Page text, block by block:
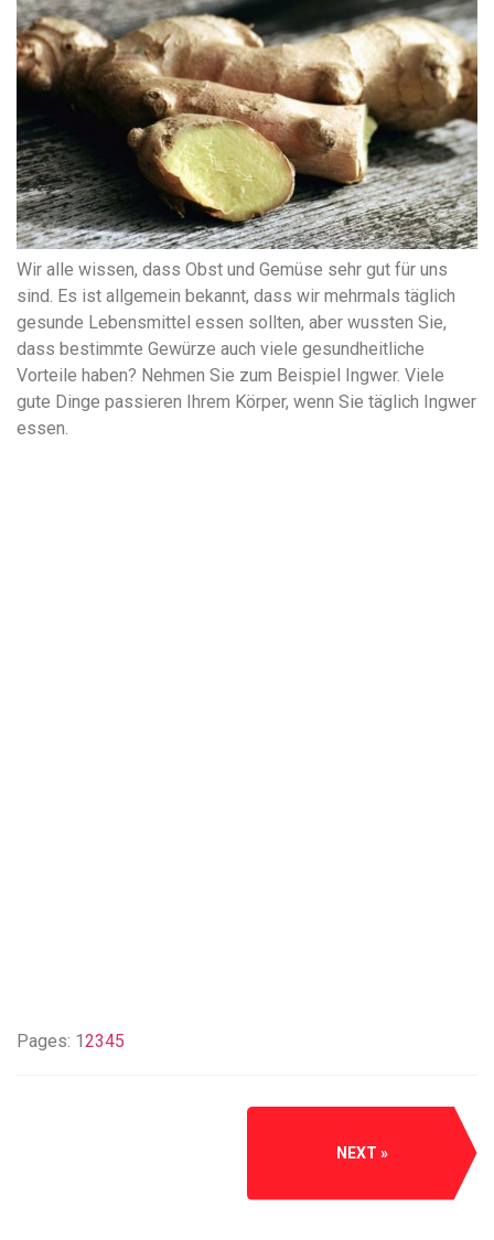
Wir alle wissen, dass Obst und Gemüse sehr gut für uns
sind. Es ist allgemein bekannt, dass wir mehrmals täglich
gesunde Lebensmittel essen sollten, aber wussten Sie,
dass bestimmte Gewürze auch viele gesundheitliche
Vorteile haben? Nehmen Sie zum Beispiel Ingwer. Viele
gute Dinge passieren Ihrem Körper, wenn Sie täglich Ingwer
essen.
Pages: 12345
NEXT